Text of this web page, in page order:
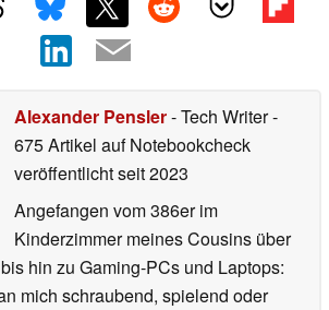
Alexander Pensler- Tech Writer-
675 Artikel auf Notebookcheck
veröffentlichtseit 2023
Angefangen vom 386er im
Kinderzimmer meines Cousins über
hin zu Gaming-PCs und Laptops:
mich schraubend, spielend oder